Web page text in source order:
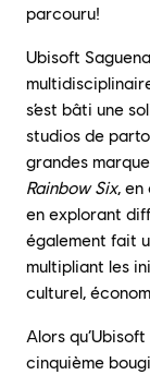
parcouru!
Ubisoft
s’est bâti une
studios de
grandes
Rainbow Six,
en explorant
également fait
multipliant les
culturel,
Alors
cinquième